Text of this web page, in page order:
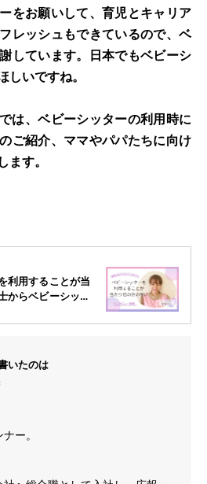
をお願いして、育児とキャリア
レッシュもできているので、ベ
しています。日本でもベビーシ
しいですね。
、ベビーシッターの利用時に
ご紹介、ママやパパたちに向け
ます。
利用することが当
からベビーシッタ
いたのは
ー。